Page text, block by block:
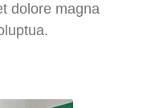
dolore magna